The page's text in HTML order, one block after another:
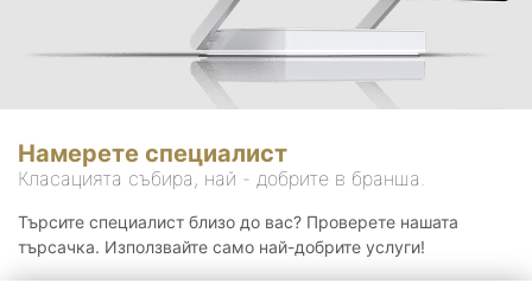
Намерете специалист
Класацията събира, най - добрите в бранша.
Търсите специалист близо до вас? Проверете нашата
търсачка. Използвайте само най-добрите услуги!